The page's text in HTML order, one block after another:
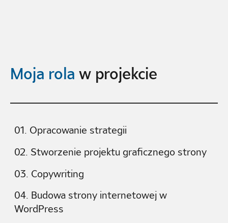
Moja rola w projekcie
01. Opracowanie strategii
02. Stworzenie projektu graficznego strony
03. Copywriting
04. Budowa strony internetowej w
WordPress